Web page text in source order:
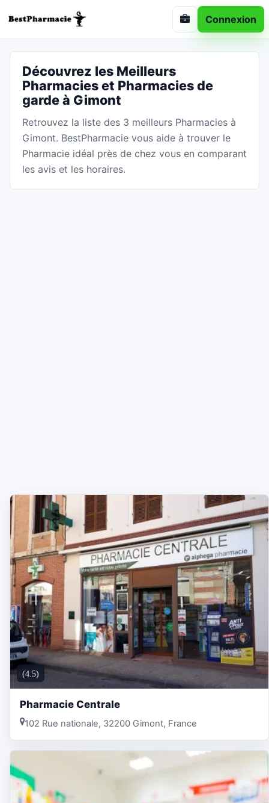
Connexion
Découvrez les Meilleurs
Pharmacies et Pharmacies de
garde à Gimont
Retrouvez la liste des 3 meilleurs Pharmacies à
Gimont. BestPharmacie vous aide à trouver le
Pharmacie idéal près de chez vous en comparant
les avis et les horaires.
(4.5)
Pharmacie Centrale
102 Rue nationale, 32200 Gimont, France